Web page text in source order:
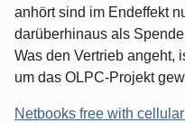
anhört sind im Endeffekt
darüberhinaus als
Was den Vertrieb angeht,
um das OLPC-Projekt
Netbooks free with